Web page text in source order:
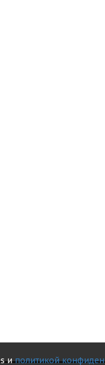
иполитикой